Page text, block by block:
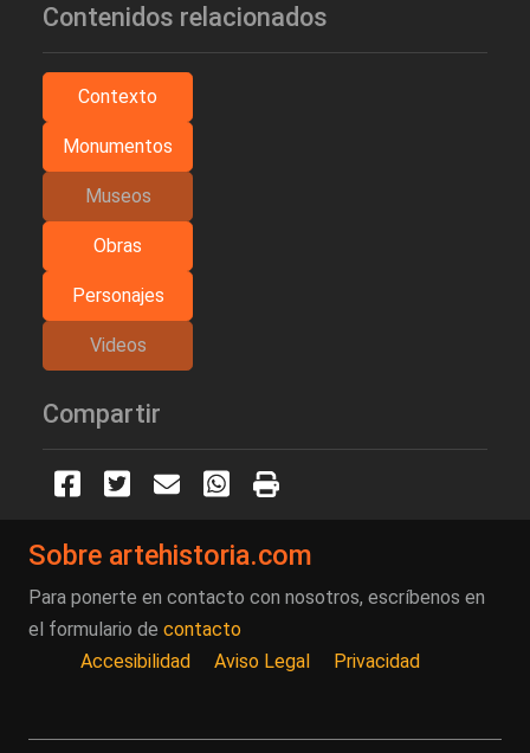
Contenidos relacionados
Contexto
Monumentos
Museos
Obras
Personajes
Videos
Compartir
Sobre artehistoria.com
Para ponerte en contacto con nosotros, escríbenos en
el formulario de contacto
Accesibilidad
Aviso Legal Privacidad